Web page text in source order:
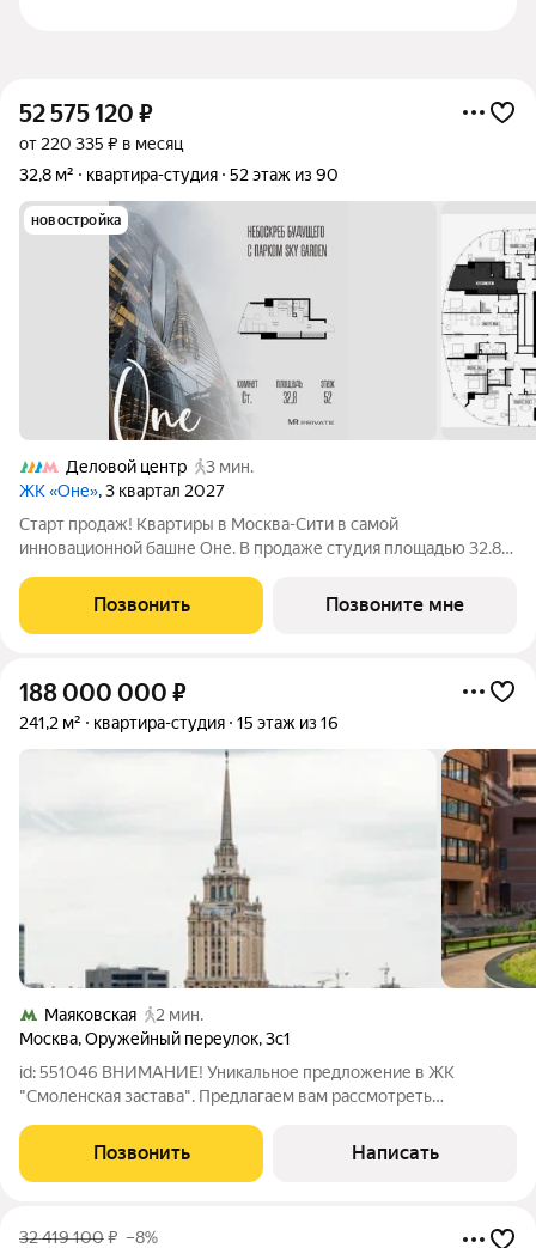
52 575 120 ₽
от 220 335 ₽ в месяц
32,8 м²
квартира-студия 52 этаж из 90
новостройка
Деловой центр
3 мин.
ЖК «Оне», 3 квартал 2027
Старт продаж! Квартиры в Москва-Сити в самой
инновационной башне Оне. В продаже студия площадью 32.80
премиум-класса Оне расположен в самом сердце деловой
жизни столицы в Москва-Сити, где
Позвонить Позвоните мне
188 000 000 ₽
241,2 м² квартира-студия 15 этаж из 16
Маяковская
2 мин.
Москва,Оружейный переулок,3с1
id: 551046 ВНИМАНИЕ! Уникальное предложение в ЖК
"Смоленская застава". Предлагаем вам рассмотреть
квартиры в одном из самых престижных и комфортабельных
районов Москвы Жилом комплексе "Смоленская
Позвонить Написать
32 419 100₽ –8%